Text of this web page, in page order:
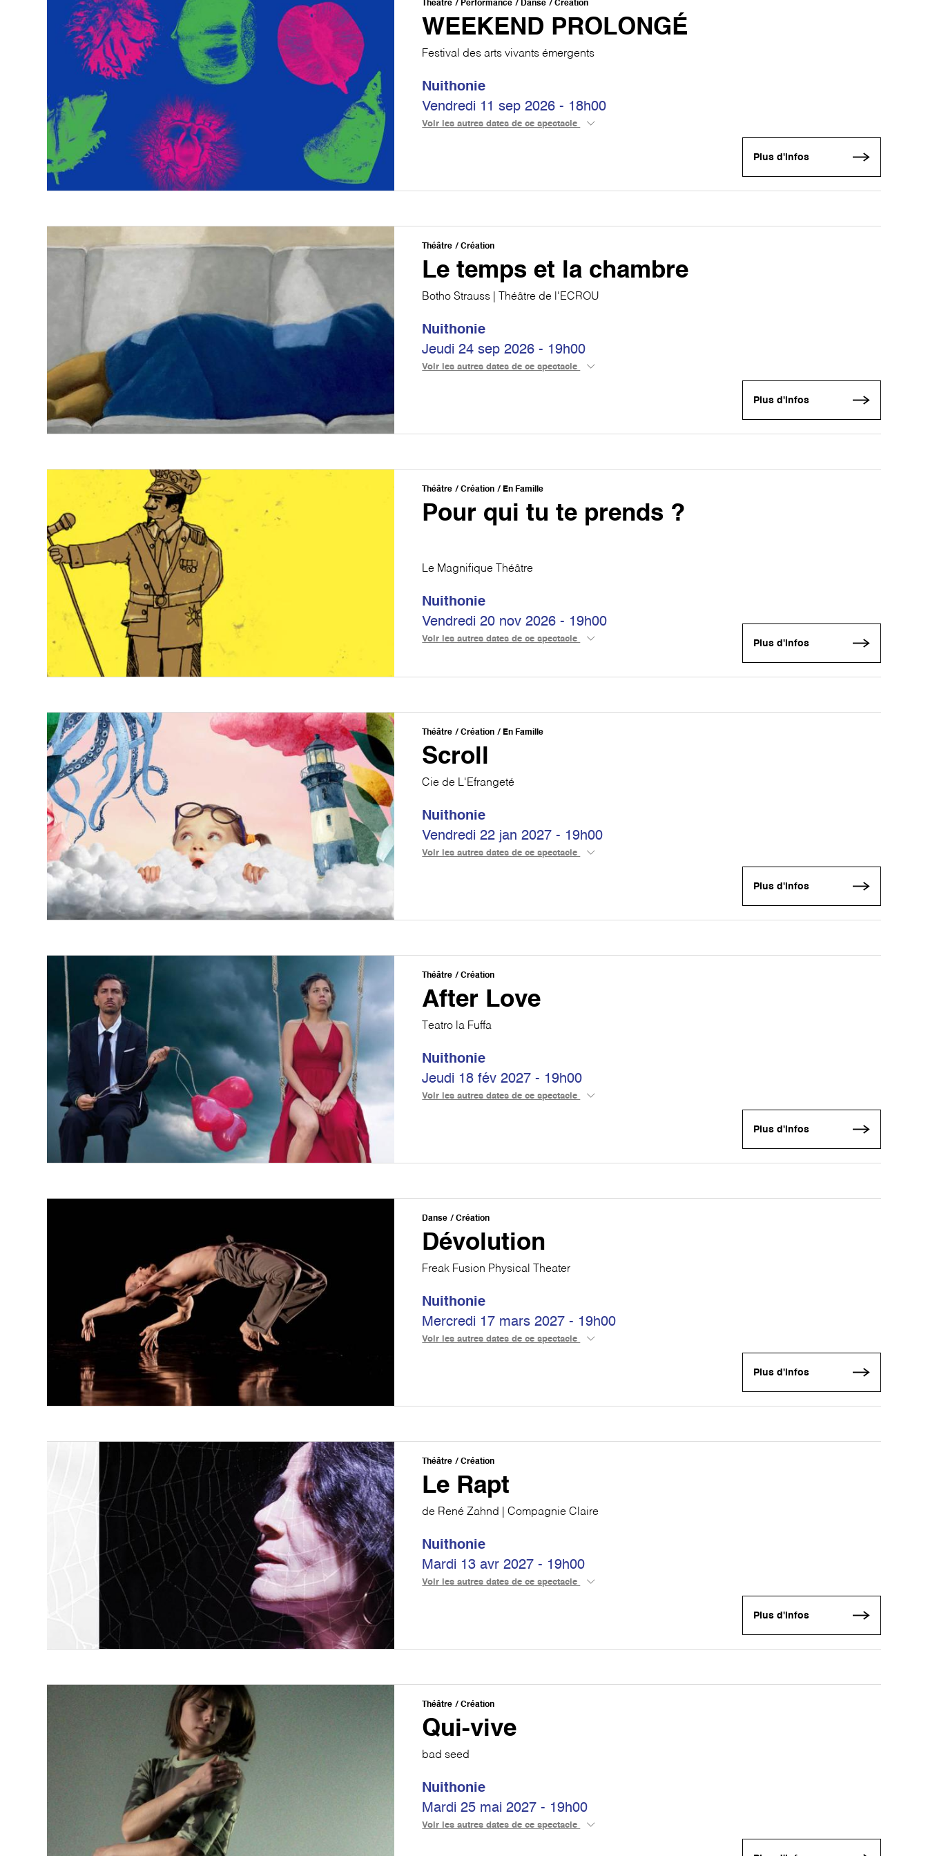
Théâtre Performance Danse Création
WEEKEND PROLONGÉ
Festival des arts vivants émergents
Nuithonie
Vendredi 11 sep 2026 - 18h00
Voir les autres dates de ce spectacle
Plus d'infos
Théâtre Création
Le temps et la chambre
Botho Strauss | Théâtre de l'ECROU
Nuithonie
Jeudi 24 sep 2026 - 19h00
Voir les autres dates de ce spectacle
Plus d'infos
Théâtre Création En Famille
Pour qui tu te prends ?
Le Magnifique Théâtre
Nuithonie
Vendredi 20 nov 2026 - 19h00
Voir les autres dates de ce spectacle Plus d'infos
Théâtre Création En Famille
Scroll
Cie de L'Efrangeté
Nuithonie
Vendredi 22 jan 2027 - 19h00
Voir les autres dates de ce spectacle
Plus d'infos
Théâtre Création
After Love
Teatro la Fuffa
Nuithonie
Jeudi 18 fév 2027 - 19h00
Voir les autres dates de ce spectacle
Plus d'infos
Danse Création
Dévolution
Freak Fusion Physical Theater
Nuithonie
Mercredi 17 mars 2027 - 19h00
Voir les autres dates de ce spectacle
Plus d'infos
Théâtre Création
Le Rapt
de René Zahnd | Compagnie Claire
Nuithonie
Mardi 13 avr 2027 - 19h00
Voir les autres dates de ce spectacle
Plus d'infos
Théâtre Création
Qui-vive
bad seed
Nuithonie
Mardi 25 mai 2027 - 19h00
Voir les autres dates de ce spectacle